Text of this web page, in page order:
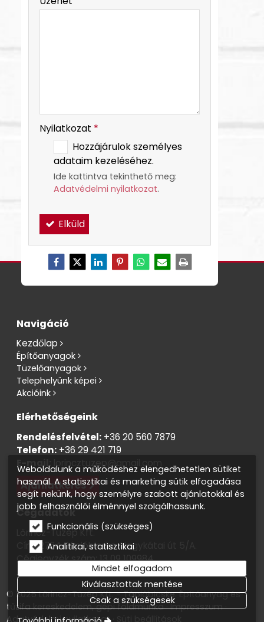
Nyilatkozat *
Hozzájárulok személyes
adataim kezeléséhez.
Ide kattintva tekinthető meg:
Adatvédelmi nyilatkozat.
Elküld
Navigáció
Kezdőlap
Építőanyagok
Tüzelőanyagok
Telephelyünk képei
Akcióink
Elérhetőségeink
Rendelésfelvétel: +36 20 560 7879
Telefon: +36 29 421 719
E-mail: lorincztuzep@gmail.com
Ajánlatkérés
Cégadatok
Lőrincz-Tüzép Kft.
Cím: 2764 Tápióbicske, Nagykátai út 5/A.
Cégjegyzék szám: 13 09 109984
Adószám: 13819138-2-13
© 2025 Lőrincz-Tüzép Kft. - Tápióbicske. Építőanyag és
tűzifa kereskedelem, gépi földmunka Impresszum
Adatvédelmi nyilatkozat
Weboldalunk a működéshez elengedhetetlen sütiket
használ. A statisztikai és marketing sütik elfogadása
segít nekünk, hogy személyre szabott ajánlatokkal és
jobb felhasználói élménnyel szolgálhassunk.
Funkcionális (szükséges)
Analitikai, statisztikai
Mindet elfogadom
Kiválasztottak mentése
Csak a szükségesek